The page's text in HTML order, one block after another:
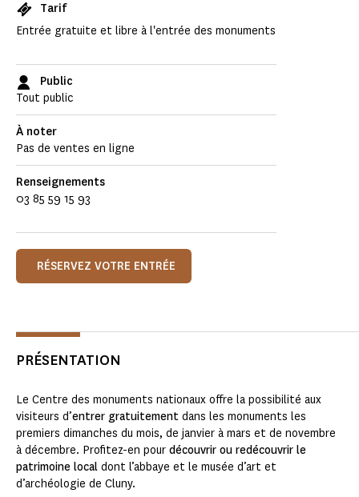
Tarif
Entrée gratuite et libre à l'entrée des monuments
Public
Tout public
À noter
Pas de ventes en ligne
Renseignements
03 85 59 15 93
RÉSERVEZ VOTRE ENTRÉE
PRÉSENTATION
Le Centre des monuments nationaux offre la possibilité aux
visiteurs d’entrer gratuitement dans les monuments les
premiers dimanches du mois, de janvier à mars et de novembre
à décembre. Profitez-en pour découvrir ou redécouvrir le
patrimoine local dont l’abbaye et le musée d’art et
d’archéologie de Cluny.